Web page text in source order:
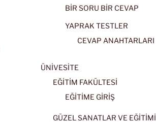
BİR SORU BİR CEVAP
YAPRAK TESTLER
CEVAP ANAHTARLARI
ÜNİVESİTE
EĞİTİM FAKÜLTESİ
EĞİTİME GİRİŞ
GÜZEL SANATLAR VE EĞİTİMİ